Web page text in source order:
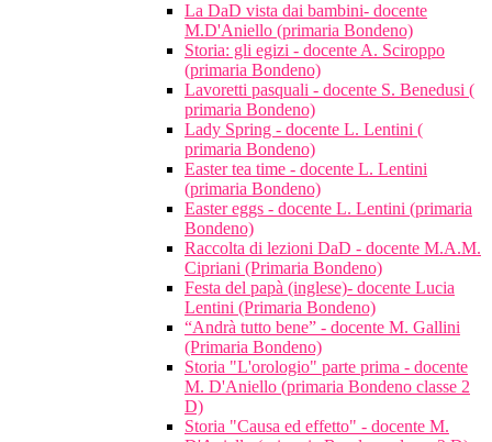
La DaD vista dai bambini- docente
M.D'Aniello (primaria Bondeno)
Storia: gli egizi - docente A. Sciroppo
(primaria Bondeno)
Lavoretti pasquali - docente S. Benedusi (
primaria Bondeno)
Lady Spring - docente L. Lentini (
primaria Bondeno)
Easter tea time - docente L. Lentini
(primaria Bondeno)
Easter eggs - docente L. Lentini (primaria
Bondeno)
Raccolta di lezioni DaD - docente M.A.M.
Cipriani (Primaria Bondeno)
Festa del papà (inglese)- docente Lucia
Lentini (Primaria Bondeno)
“Andrà tutto bene” - docente M. Gallini
(Primaria Bondeno)
Storia "L'orologio" parte prima - docente
M. D'Aniello (primaria Bondeno classe 2
D)
Storia "Causa ed effetto" - docente M.